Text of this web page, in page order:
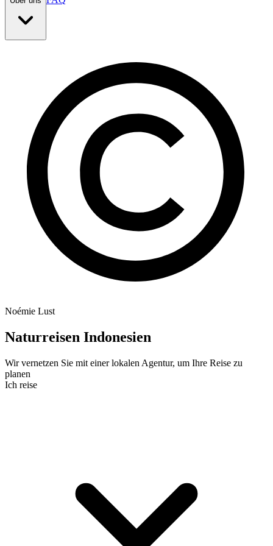
Noémie Lust
Naturreisen Indonesien
Wir vernetzen Sie mit einer lokalen Agentur, um Ihre Reise zu
planen
Ich reise